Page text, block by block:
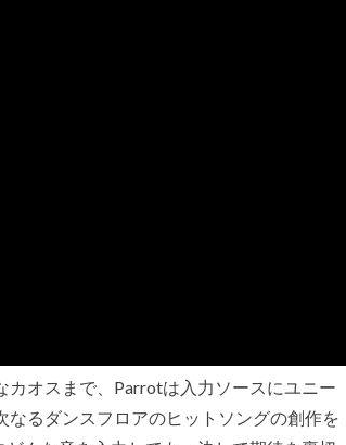
オスまで、Parrotは入力ソースにユニー
るダンスフロアのヒットソングの創作を